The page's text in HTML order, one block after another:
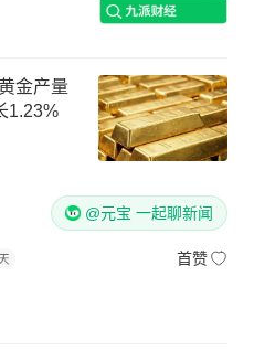
金产量
1.23%
@元宝 一起聊新闻
首赞